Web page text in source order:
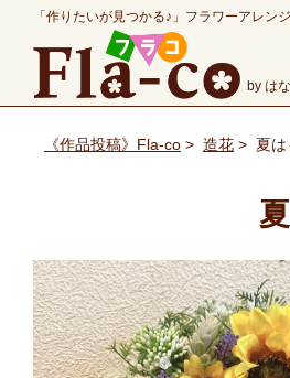
「作りたいが見つかる♪」フラワーアレン
by は
《作品投稿》Fla-co > 造花 > 夏